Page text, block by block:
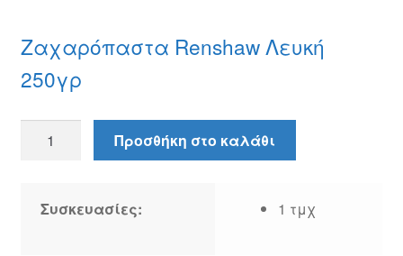
Ζαχαρόπαστα Renshaw Λευκή
250γρ
Ζαχαρόπαστα
Renshaw
ποσότητα
Προσθήκη στο καλάθι
Συσκευασίες: 1 τμχ